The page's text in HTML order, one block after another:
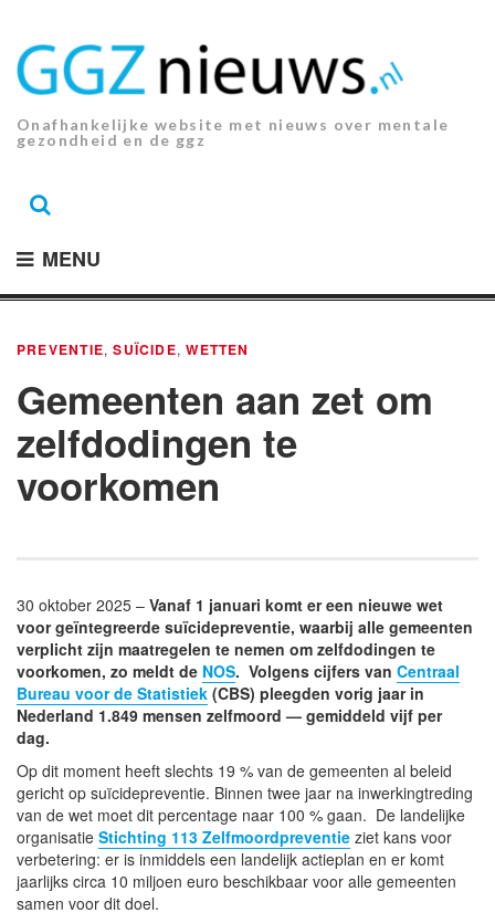
inhoud.
Onafhankelijke website met nieuws over mentale
gezondheid en de ggz
MENU
PREVENTIE,SUÏCIDE,WETTEN
Gemeenten aan zet om
zelfdodingen te
voorkomen
30 oktober 2025 – Vanaf 1 januari komt er een nieuwe wet
voor geïntegreerde suïcidepreventie, waarbij alle gemeenten
verplicht zijn maatregelen te nemen om zelfdodingen te
voorkomen, zo meldt de NOS. Volgens cijfers van Centraal
Bureau voor de Statistiek (CBS) pleegden vorig jaar in
Nederland 1.849 mensen zelfmoord — gemiddeld vijf per
dag.
Op dit moment heeft slechts 19 % van de gemeenten al beleid
gericht op suïcidepreventie. Binnen twee jaar na inwerkingtreding
van de wet moet dit percentage naar 100 % gaan. De landelijke
organisatie Stichting 113 Zelfmoordpreventie ziet kans voor
verbetering: er is inmiddels een landelijk actieplan en er komt
jaarlijks circa 10 miljoen euro beschikbaar voor alle gemeenten
samen voor dit doel.